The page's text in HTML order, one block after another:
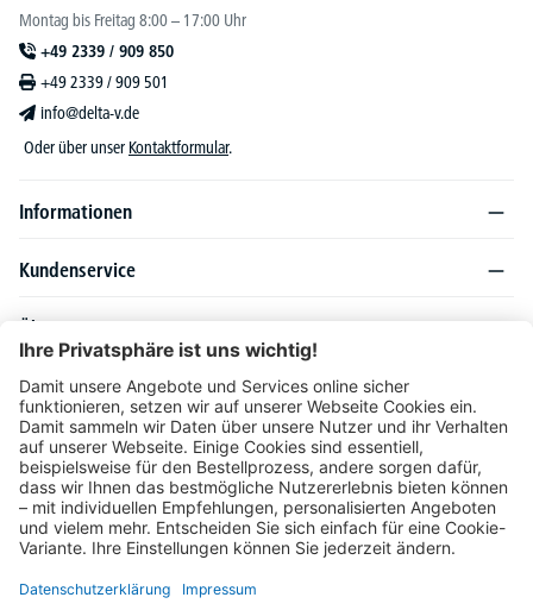
Montag bis Freitag 8:00 – 17:00 Uhr
+49 2339 / 909 850
+49 2339 / 909 501
info@delta-v.de
Oder über unser Kontaktformular.
Informationen
Kundenservice
Über DELTA-V
Produktsortiment
Ratgeber
Folgen Sie uns auch auf
Unser Angebot richtet sich ausschließlich an Industrie, Handel, Gewerbe und